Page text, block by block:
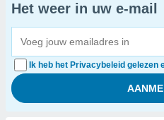
Het weer in uw e-mail
Ik heb het Privacybeleid gelezen